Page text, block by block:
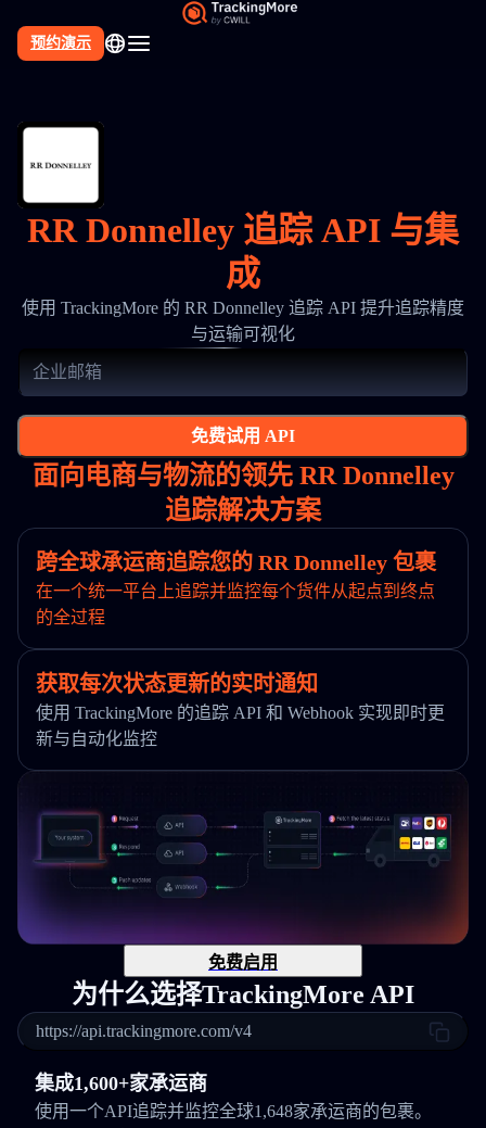
预约演示
RR Donnelley 追踪 API 与集
成
使用 TrackingMore 的 RR Donnelley 追踪 API 提升追踪精度
与运输可视化
免费试用 API
面向电商与物流的领先 RR Donnelley
追踪解决方案
跨全球承运商追踪您的 RR Donnelley 包裹
在一个统一平台上追踪并监控每个货件从起点到终点
的全过程
获取每次状态更新的实时通知
使用 TrackingMore 的追踪 API 和 Webhook 实现即时更
新与自动化监控
免费启用
为什么选择TrackingMore API
https://api.trackingmore.com/v4
集成1,600+家承运商
使用一个API追踪并监控全球1,648家承运商的包裹。